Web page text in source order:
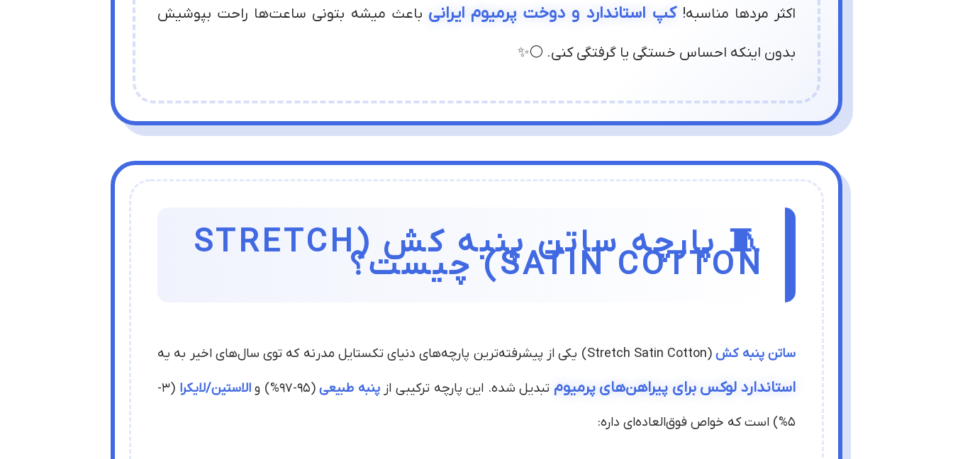
اکثر مردها مناسبه!کپ استاندارد و دوخت پرمیوم ایرانی باعث میشه بتونی ساعت‌ها راحت بپوشیش
بدون اینکه احساس خستگی یا گرفتگی کنی. ⚪✨
🧵 پارچه ساتن پنبه کش (STRETCH
SATIN COTTON) چیست؟
ساتن پنبه کش(Stretch Satin Cotton) یکی از پیشرفته‌ترین پارچه‌های دنیای تکستایل مدرنه که توی سال‌های اخیر به یه
استاندارد لوکس برای پیراهن‌های پرمیوم تبدیل شده. این پارچه ترکیبی ازپنبه طبیعی(95-97%) و الاستین/لایکرا (3-
5%) است که خواص فوق‌العاده‌ای داره: